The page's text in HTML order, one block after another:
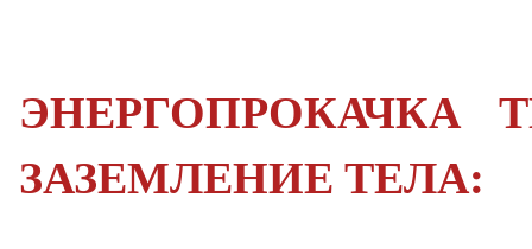
ЭНЕРГОПРОКАЧКА
ЗАЗЕМЛЕНИЕ ТЕЛА: